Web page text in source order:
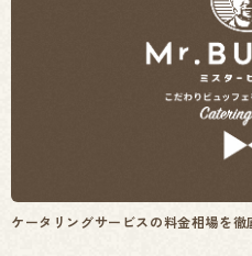
ケータリングサービスの料金相場を